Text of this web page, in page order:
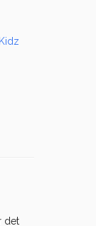
det